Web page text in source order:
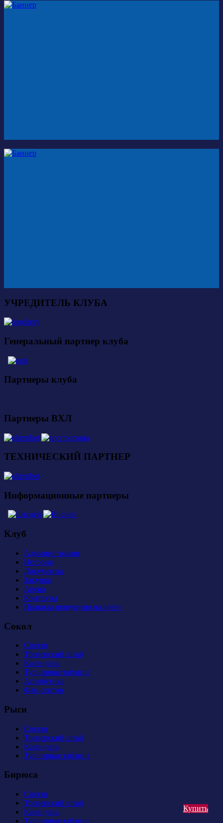
Купить
УЧРЕДИТЕЛЬ КЛУБА
Генеральный партнер клуба
Партнеры клуба
Партнеры ВХЛ
ТЕХНИЧЕСКИЙ ПАРТНЕР
Информационные партнеры
Клуб
Администрация
История
Документы
Закупки
Арена
Контакты
Правила поведения на арене
Сокол
Состав
Тренерский штаб
Календарь
Турнирная таблица
Атрибутика
Фан-сектор
Рыси
Состав
Тренерский штаб
Календарь
Турнирная таблица
Бирюса
Состав
Тренерский штаб
Календарь
Турнирная таблица